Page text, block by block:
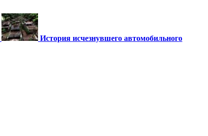
История исчезнувшего автомобильного